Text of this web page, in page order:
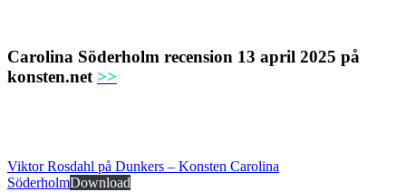
Carolina Söderholm recension 13 april 2025 på
konsten.net >>
Viktor Rosdahl på Dunkers – Konsten Carolina
SöderholmDownload